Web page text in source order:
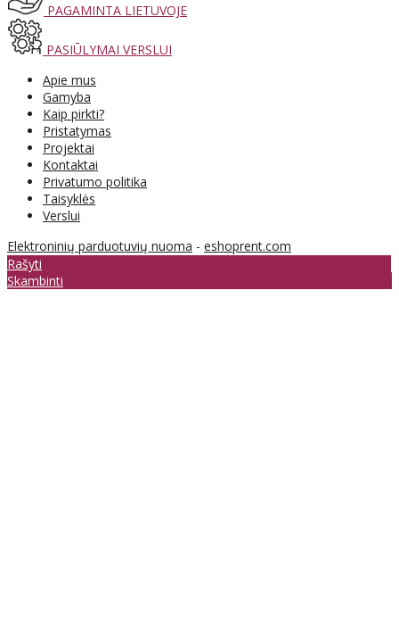
PAGAMINTA LIETUVOJE
PASIŪLYMAI VERSLUI
Apie mus
Gamyba
Kaip pirkti?
Pristatymas
Projektai
Kontaktai
Privatumo politika
Taisyklės
Verslui
Elektroninių parduotuvių nuoma - eshoprent.com
Rašyti
Skambinti